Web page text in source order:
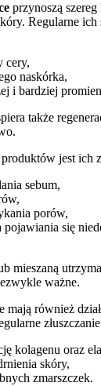
przynoszą
Regularne
cery,
naskórka,
i bardziej
także
jest ich
sebum,
porów,
się
mieszaną
ważne.
mają również
kolagenu oraz
skóry,
zmarszczek.